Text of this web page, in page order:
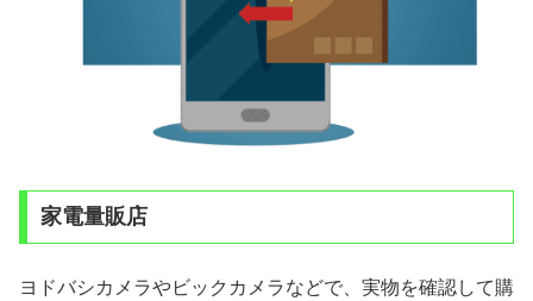
家電量販店
ヨドバシカメラやビックカメラなどで、実物を確認して購